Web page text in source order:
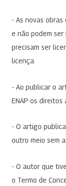
- As novas
e não podem ser
precisam ser
licença.
- Ao publicar o
ENAP os
- O artigo
outro meio sem
- O autor que
o Termo de